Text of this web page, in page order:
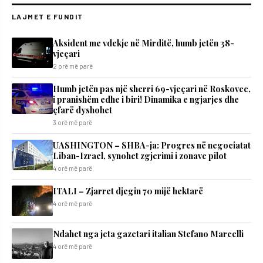
LAJMET E FUNDIT
Aksident me vdekje në Mirditë, humb jetën 38-
vjeçari
2 orë më parë
Humb jetën pas një sherri 69-vjeçari në Roskovec,
i pranishëm edhe i biri! Dinamika e ngjarjes dhe
çfarë dyshohet
3 orë më parë
UASHINGTON – SHBA-ja: Progres në negociatat
Liban-Izrael, synohet zgjerimi i zonave pilot
4 orë më parë
ITALI – Zjarret djegin 70 mijë hektarë
4 orë më parë
Ndahet nga jeta gazetari italian Stefano Marcelli
4 orë më parë